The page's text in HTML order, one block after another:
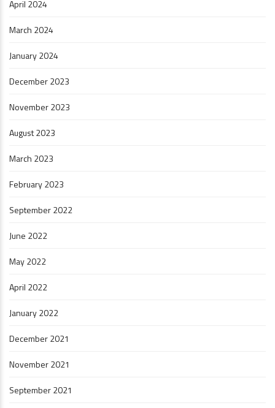
April 2024
March 2024
January 2024
December 2023
November 2023
August 2023
March 2023
February 2023
September 2022
June 2022
May 2022
April 2022
January 2022
December 2021
November 2021
September 2021